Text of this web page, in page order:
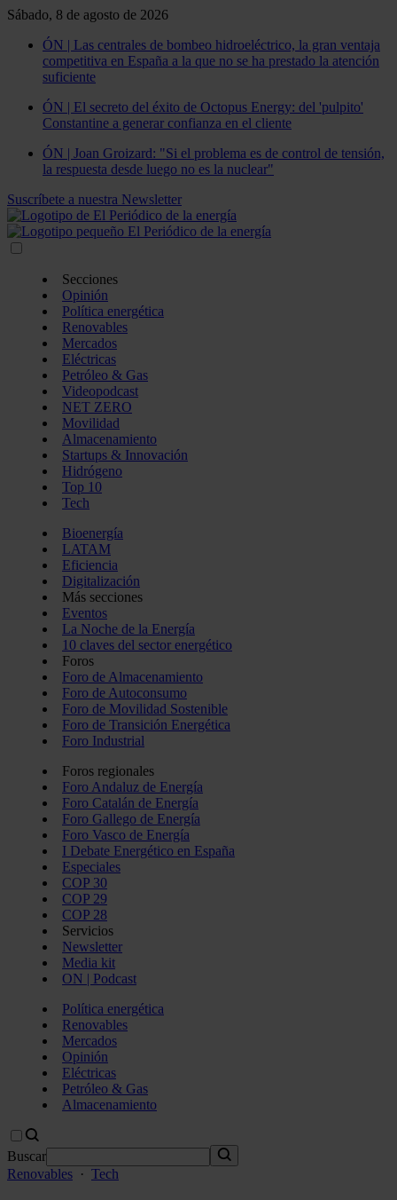
Sábado, 8 de agosto de 2026
ÓN | Las centrales de bombeo hidroeléctrico, la gran ventaja
competitiva en España a la que no se ha prestado la atención
suficiente
ÓN | El secreto del éxito de Octopus Energy: del 'pulpito'
Constantine a generar confianza en el cliente
ÓN | Joan Groizard: "Si el problema es de control de tensión,
la respuesta desde luego no es la nuclear"
Suscríbete a nuestra Newsletter
Secciones
Opinión
Política energética
Renovables
Mercados
Eléctricas
Petróleo & Gas
Videopodcast
NET ZERO
Movilidad
Almacenamiento
Startups & Innovación
Hidrógeno
Top 10
Tech
Bioenergía
LATAM
Eficiencia
Digitalización
Más secciones
Eventos
La Noche de la Energía
10 claves del sector energético
Foros
Foro de Almacenamiento
Foro de Autoconsumo
Foro de Movilidad Sostenible
Foro de Transición Energética
Foro Industrial
Foros regionales
Foro Andaluz de Energía
Foro Catalán de Energía
Foro Gallego de Energía
Foro Vasco de Energía
I Debate Energético en España
Especiales
COP 30
COP 29
COP 28
Servicios
Newsletter
Media kit
ON | Podcast
Política energética
Renovables
Mercados
Opinión
Eléctricas
Petróleo & Gas
Almacenamiento
Buscar
Renovables · Tech